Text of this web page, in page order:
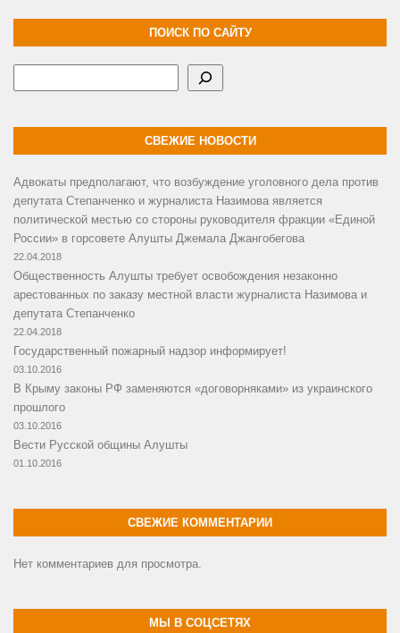
ПОИСК ПО САЙТУ
СВЕЖИЕ НОВОСТИ
Адвокаты предполагают, что возбуждение уголовного дела против
депутата Степанченко и журналиста Назимова является
политической местью со стороны руководителя фракции «Единой
России» в горсовете Алушты Джемала Джангобегова
22.04.2018
Общественность Алушты требует освобождения незаконно
арестованных по заказу местной власти журналиста Назимова и
депутата Степанченко
22.04.2018
Государственный пожарный надзор информирует!
03.10.2016
В Крыму законы РФ заменяются «договорняками» из украинского
прошлого
03.10.2016
Вести Русской общины Алушты
01.10.2016
СВЕЖИЕ КОММЕНТАРИИ
Нет комментариев для просмотра.
МЫ В СОЦСЕТЯХ